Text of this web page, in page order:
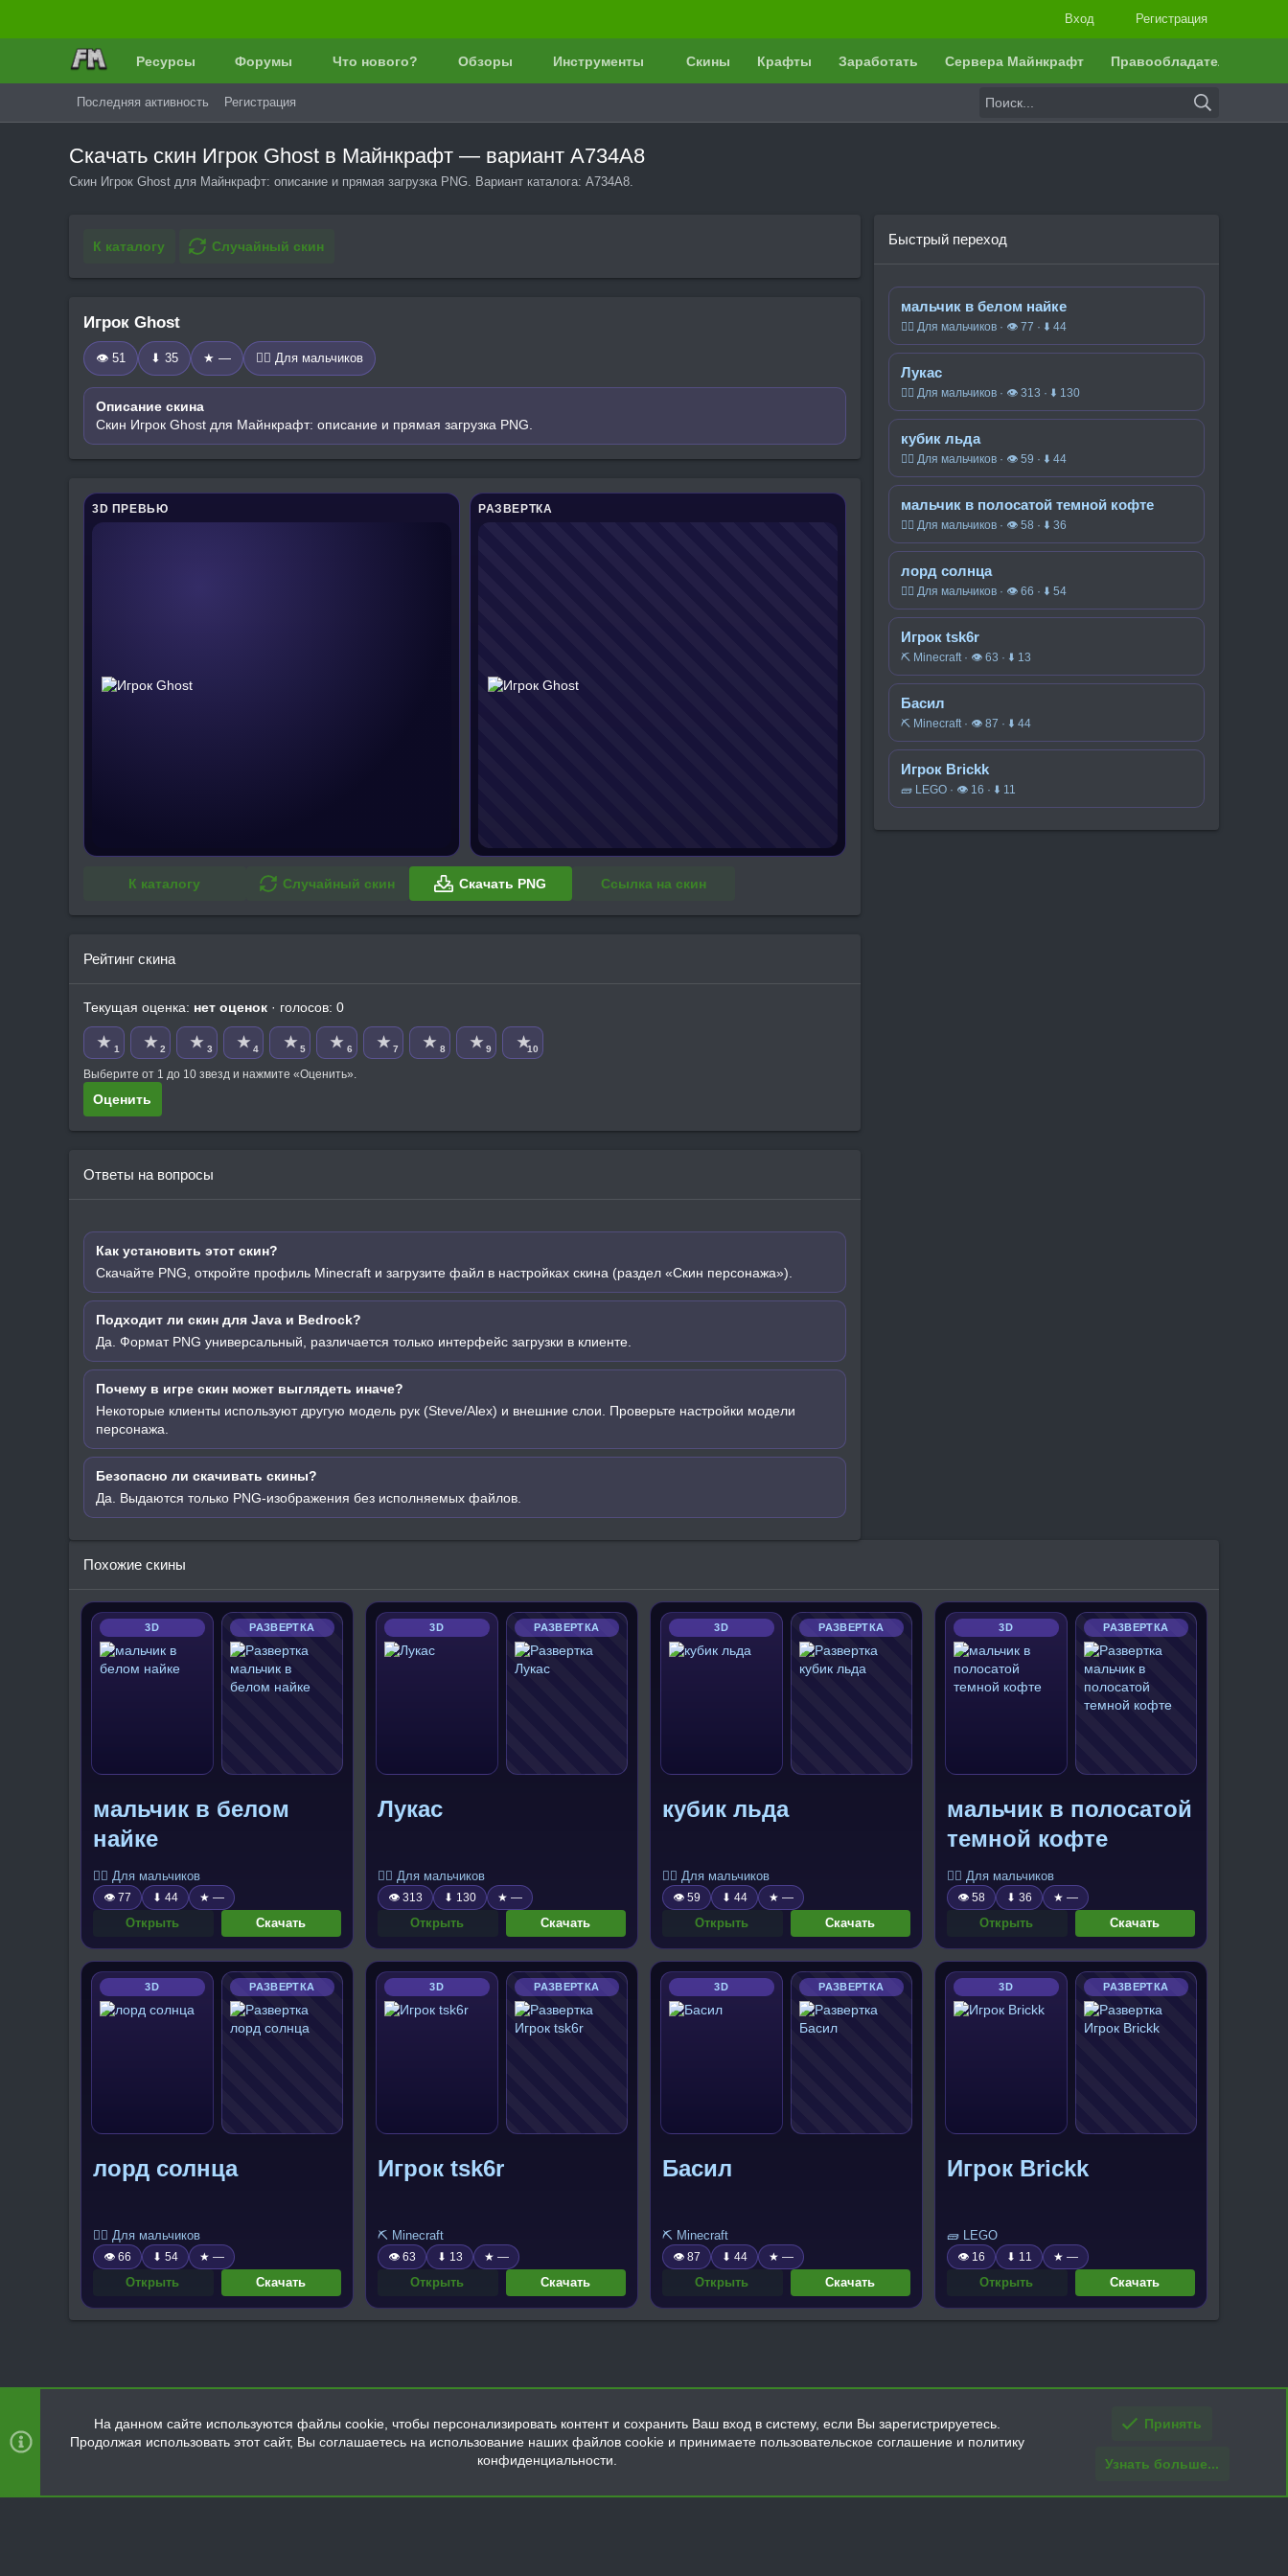
Вход Регистрация
Ресурсы Форумы Что нового? Обзоры Инструменты Скины Крафты Заработать Сервера Майнкрафт Правообладателям
Последняя активность Регистрация
Скачать скин Игрок Ghost в Майнкрафт — вариант A734A8
Скин Игрок Ghost для Майнкрафт: описание и прямая загрузка PNG. Вариант каталога: A734A8.
К каталогу Случайный скин
Игрок Ghost
👁 51 ⬇ 35 ★ — 🧍‍♂️ Для мальчиков
Описание скина
Скин Игрок Ghost для Майнкрафт: описание и прямая загрузка PNG.
3D ПРЕВЬЮ РАЗВЕРТКА
К каталогу Случайный скин Скачать PNG Ссылка на скин
Рейтинг скина
Текущая оценка: нет оценок · голосов: 0
★ 1 ★ 2 ★ 3 ★ 4 ★ 5 ★ 6 ★ 7 ★ 8 ★ 9 ★10
Выберите от 1 до 10 звезд и нажмите «Оценить».
Оценить
Ответы на вопросы
Как установить этот скин?
Скачайте PNG, откройте профиль Minecraft и загрузите файл в настройках скина (раздел «Скин персонажа»).
Подходит ли скин для Java и Bedrock?
Да. Формат PNG универсальный, различается только интерфейс загрузки в клиенте.
Почему в игре скин может выглядеть иначе?
Некоторые клиенты используют другую модель рук (Steve/Alex) и внешние слои. Проверьте настройки модели
персонажа.
Безопасно ли скачивать скины?
Да. Выдаются только PNG-изображения без исполняемых файлов.
Быстрый переход
мальчик в белом найке
🧍‍♂️ Для мальчиков · 👁 77 · ⬇ 44
Лукас
🧍‍♂️ Для мальчиков · 👁 313 · ⬇ 130
кубик льда
🧍‍♂️ Для мальчиков · 👁 59 · ⬇ 44
мальчик в полосатой темной кофте
🧍‍♂️ Для мальчиков · 👁 58 · ⬇ 36
лорд солнца
🧍‍♂️ Для мальчиков · 👁 66 · ⬇ 54
Игрок tsk6r
⛏️ Minecraft · 👁 63 · ⬇ 13
Басил
⛏️ Minecraft · 👁 87 · ⬇ 44
Игрок Brickk
🧱 LEGO · 👁 16 · ⬇ 11
Похожие скины
3D РАЗВЕРТКА
мальчик в белом
найке
🧍‍♂️ Для мальчиков
👁 77 ⬇ 44 ★ —
Открыть Скачать
3D РАЗВЕРТКА
Лукас
🧍‍♂️ Для мальчиков
👁 313 ⬇ 130 ★ —
Открыть Скачать
3D РАЗВЕРТКА
кубик льда
🧍‍♂️ Для мальчиков
👁 59 ⬇ 44 ★ —
Открыть Скачать
3D РАЗВЕРТКА
мальчик в полосатой
темной кофте
🧍‍♂️ Для мальчиков
👁 58 ⬇ 36 ★ —
Открыть Скачать
3D РАЗВЕРТКА
лорд солнца
🧍‍♂️ Для мальчиков
👁 66 ⬇ 54 ★ —
Открыть Скачать
3D РАЗВЕРТКА
Игрок tsk6r
⛏️ Minecraft
👁 63 ⬇ 13 ★ —
Открыть Скачать
3D РАЗВЕРТКА
Басил
⛏️ Minecraft
👁 87 ⬇ 44 ★ —
Открыть Скачать
3D РАЗВЕРТКА
Игрок Brickk
🧱 LEGO
👁 16 ⬇ 11 ★ —
Открыть Скачать
Главная
R
S
На данном сайте используются файлы cookie, чтобы персонализировать контент и сохранить Ваш вход в систему, если Вы зарегистрируетесь.
Продолжая использовать этот сайт, Вы соглашаетесь на использование наших файлов cookie и принимаете пользовательское соглашение и политику
конфиденциальности.
Принять
Узнать больше...